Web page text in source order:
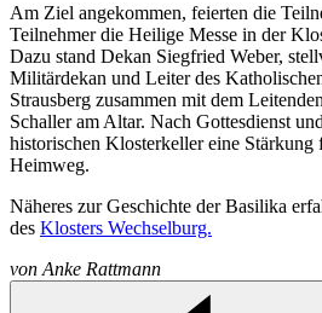
Am Ziel angekommen, feierten die
Teilnehmer die Heilige Messe in der
Dazu stand Dekan Siegfried Weber,
Militärdekan und Leiter des
Strausberg zusammen mit dem
Schaller am Altar. Nach Gottesdienst
historischen Klosterkeller eine Stärkung
Heimweg.
Näheres zur Geschichte der Basilika
des Klosters Wechselburg.
von Anke Rattmann